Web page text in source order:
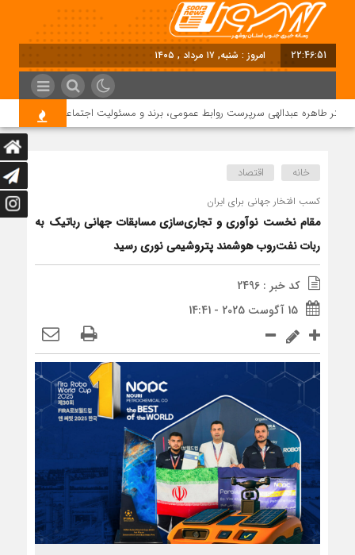
22:46:51 امروز : شنبه, ۱۷ مرداد , ۱۴۰۵
طاهره عبدالهی سرپرست روابط عمومی، برند و مسئولیت اجتماعی دماوند انرژی
خانه اقتصاد
کسب افتخار جهانی برای ایران
مقام نخست نوآوری و تجاری‌سازی مسابقات جهانی رباتیک به
ربات نفت‌روب هوشمند پتروشیمی نوری رسید
کد خبر : 2496
15 آگوست 2025 - 14:41